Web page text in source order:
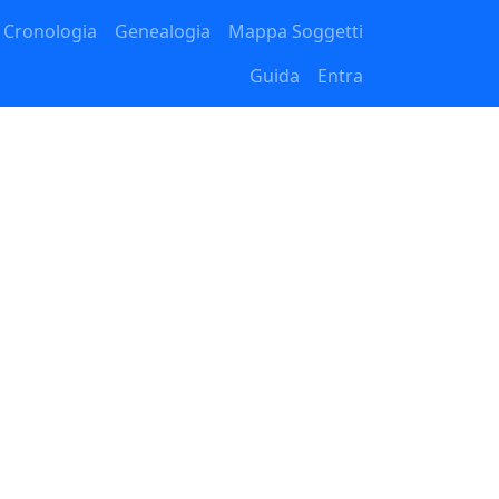
Cronologia Genealogia
Mappa Soggetti
Guida
Entra